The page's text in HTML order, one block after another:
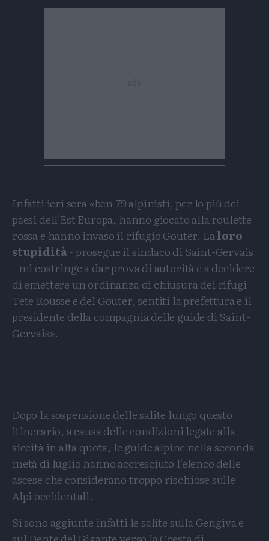
Infatti ieri sera «ben 79 alpinisti, per lo più dei
paesi dell'Est Europa, hanno giocato alla roulette
rossa e hanno invaso il rifugio Gouter. Laloro
stupidità- prosegue il sindaco di Saint-Gervais
- mi costringe a dar prova di autorità e a decidere
di emettere un ordinanza di chiusura dei rifugi
Tete Rousse e del Gouter, sentiti la prefettura e il
presidente della compagnia delle guide di Saint-
Gervais».
Dopo la sospensione delle salite lungo questo
itinerario, a causa delle condizioni legate alla
siccità in alta quota, le guide alpine nella seconda
metà di luglio hanno accresciuto l'elenco delle
ascese che considerano troppo rischiose sulle
Alpi occidentali.
Si sono aggiunte infatti le salite sulla Gengiva e